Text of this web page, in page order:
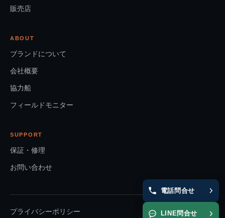
販売店
ABOUT
ブランドについて
会社概要
協力船
フィールドモニター
SUPPORT
保証・修理
お問い合わせ
プライバシーポリシー
電話問合せ
LINE問合せ